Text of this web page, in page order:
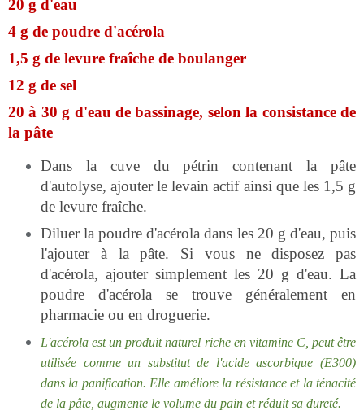
20 g d'eau
4 g de poudre d'acérola
1,5 g de levure fraîche de boulanger
12 g de sel
20 à 30 g d'eau de bassinage, selon la consistance de
la pâte
Dans la cuve du pétrin contenant la pâte
d'autolyse, ajouter le levain actif ainsi que les 1,5 g
de levure fraîche.
Diluer la poudre d'acérola dans les 20 g d'eau, puis
l'ajouter à la pâte. Si vous ne disposez pas
d'acérola, ajouter simplement les 20 g d'eau. La
poudre d'acérola se trouve généralement en
pharmacie ou en droguerie.
L'acérola est un produit naturel riche en vitamine C, peut être
utilisée comme un substitut de l'acide ascorbique (E300)
dans la panification. Elle améliore la résistance et la ténacité
de la pâte, augmente le volume du pain et réduit sa dureté.